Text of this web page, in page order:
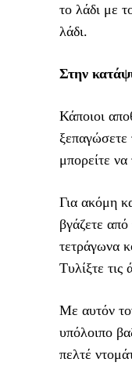
το λάδι με
λάδι.
Στην
Κάποιοι
ξεπαγώσετε
μπορείτε
Για ακόμη
βγάζετε
τετράγωνα
Τυλίξτε
Με αυτόν
υπόλοιπο
πελτέ